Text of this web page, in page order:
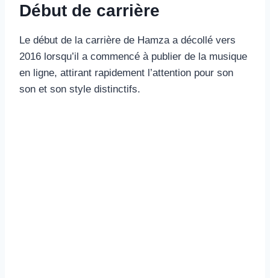
Début de carrière
Le début de la carrière de Hamza a décollé vers
2016 lorsqu’il a commencé à publier de la musique
en ligne, attirant rapidement l’attention pour son
son et son style distinctifs.